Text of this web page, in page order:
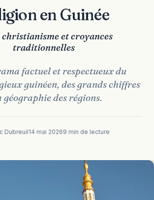
en Guinée
et croyances
traditionnelles
factuel et respectueux du
guinéen, des grands chiffres
géographie des régions.
Dubreuil14 mai 20269 min de lecture